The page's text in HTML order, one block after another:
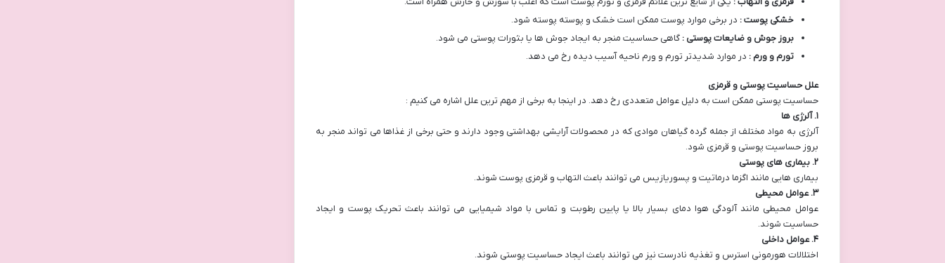
خشکی پوست : در برخی موارد پوست ممکن است خشک و پوسته پوسته شود.
بروز جوش و ضایعات پوستی :گاهی حساسیت منجر به ایجاد جوش ها یا بثورات پوستی می شود.
تورم و ورم : در موارد شدیدتر تورم و ورم ناحیه آسیب دیده رخ می دهد.
علل حساسیت پوستی و قرمزی
حساسیت پوستی ممکن است به دلیل عوامل متعددی رخ دهد. در اینجا به برخی از مهم ترین علل اشاره می کنیم :
۱.آلرژی ها
آلرژی به مواد مختلف از جمله گرده گیاهان موادی که در محصولات آرایشی بهداشتی وجود دارند و حتی برخی از غذاها می تواند منجر به
بروز حساسیت پوستی و قرمزی شود.
۲.بیماری های پوستی
بیماری هایی مانند اگزما درماتیت و پسوریازیس می توانند باعث التهاب و قرمزی پوست شوند.
۳.عوامل محیطی
عوامل محیطی مانند آلودگی هوا دمای بسیار بالا یا پایین رطوبت و تماس با مواد شیمیایی می توانند باعث تحریک پوست و ایجاد
حساسیت شوند.
۴.عوامل داخلی
اختلالات هورمونی استرس و تغذیه نادرست نیز می توانند باعث ایجاد حساسیت پوستی شوند.